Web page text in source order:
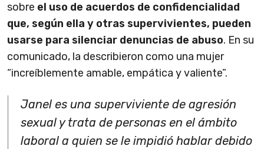
sobre el uso de acuerdos de confidencialidad
que, según ella y otras supervivientes, pueden
usarse para silenciar denuncias de abuso. En su
comunicado, la describieron como una mujer
“increíblemente amable, empática y valiente”.
Janel es una superviviente de agresión
sexual y trata de personas en el ámbito
laboral a quien se le impidió hablar debido